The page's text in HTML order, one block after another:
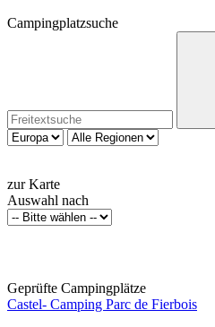
Campingplatzsuche
zur Karte
Auswahl nach
Geprüfte Campingplätze
Castel- Camping Parc de Fierbois